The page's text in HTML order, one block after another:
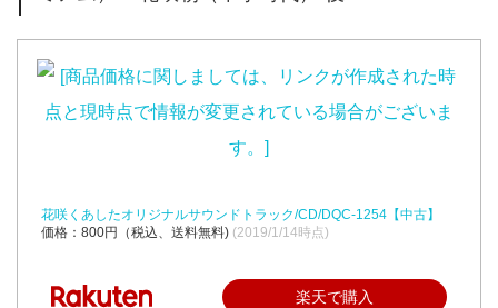
花咲くあしたオリジナルサウンドトラック/CD/DQC-1254【中古】
価格：800円（税込、送料無料) (2019/1/14時点)
楽天で購入